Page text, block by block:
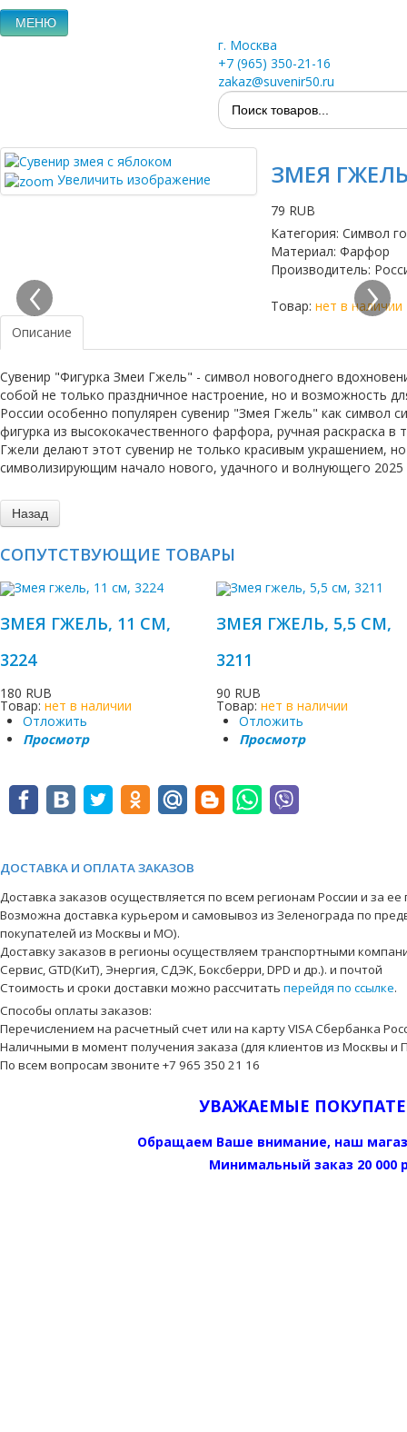
МЕНЮ
г. Москва
+7 (965) 350-21-16
zakaz@suvenir50.ru
Увеличить изображение ЗМЕЯ
79 RUB
Категория: Символ
Материал: Фарфор
Производитель:
Товар: нет в наличии
Описание
Сувенир "Фигурка Змеи Гжель" - символ новогоднего
собой не только праздничное настроение, но и возможность
России особенно популярен сувенир "Змея Гжель" как символ
фигурка из высококачественного фарфора, ручная раскраска в
Гжели делают этот сувенир не только красивым украшением,
символизирующим начало нового, удачного и волнующего 2025
СОПУТСТВУЮЩИЕ ТОВАРЫ
ЗМЕЯ ГЖЕЛЬ, 11 СМ,
3224
180 RUB
Товар: нет в наличии
Отложить
Просмотр
ЗМЕЯ ГЖЕЛЬ, 5,5 СМ,
3211
90 RUB
Товар:нет в наличии
Отложить
Просмотр
‹ ›
ДОСТАВКА И ОПЛАТА ЗАКАЗОВ
Доставка заказов осуществляется по всем регионам России и за
Возможна доставка курьером и самовывоз из Зеленограда по
покупателей из Москвы и МО).
Доставку заказов в регионы осуществляем транспортными
Сервис, GTD(КиТ), Энергия, СДЭК, Боксберри, DPD и др.). и почтой
Стоимость и сроки доставки можно рассчитать перейдя по ссылке.
Способы оплаты заказов:
Перечислением на расчетный счет или на карту VISA Сбербанка
Наличными в момент получения заказа (для клиентов из Москвы и
По всем вопросам звоните +7 965 350 21 16
УВАЖАЕМЫЕ
Обращаем Ваше внимание, наш
Минимальный заказ 20 000